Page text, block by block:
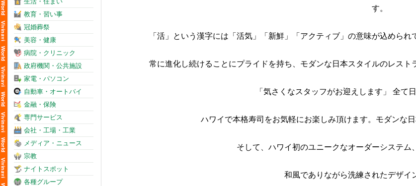
教育・習い事
冠婚葬祭
美容・健康
病院・クリニック
政府機関・公共施設
家電・パソコン
自動車・オートバイ
金融・保険
専門サービス
会社・工場・工業
メディア・ニュース
宗教
ナイトスポット
各種グループ
す。
「活」という漢字には「活気」「新鮮」「アクティブ」の意味が込めら
常に進化し続けることにプライドを持ち、モダンな日本スタイルのレスト
「気さくなスタッフがお迎えします」 全て
ハワイで本格寿司をお気軽にお楽しみ頂けます。モダンな
そして、ハワイ初のユニークなオーダーシステム
和風でありながら洗練されたデザイ